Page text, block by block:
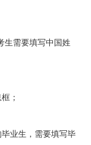
生需要填写中国姓
；
业生，需要填写毕